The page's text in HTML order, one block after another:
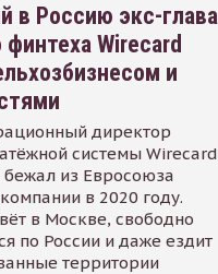
в Россию экс-глава
Wirecard
и
директор
системы Wirecard
из Евросоюза
в 2020 году.
в Москве, свободно
по России и даже ездит
территории